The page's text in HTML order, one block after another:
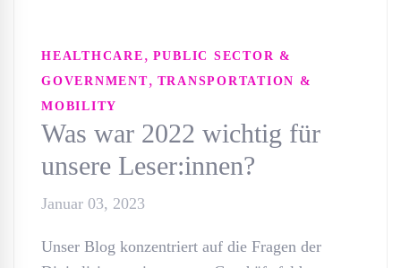
HEALTHCARE , PUBLIC SECTOR &
GOVERNMENT, TRANSPORTATION &
MOBILITY
Was war 2022 wichtig für
unsere Leser:innen?
Januar 03, 2023
Unser Blog konzentriert auf die Fragen der